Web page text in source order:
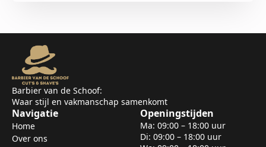
Barbier van de Schoof:
Waar stijl en vakmanschap samenkomt
Navigatie
Home
Over ons
Openingstijden
Ma: 09:00 – 18:00 uur
Di: 09:00 – 18:00 uur